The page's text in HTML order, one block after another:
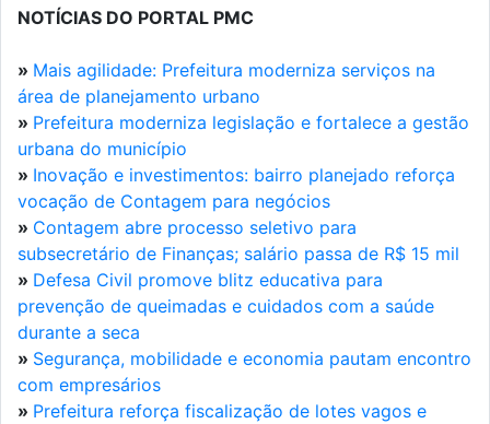
NOTÍCIAS DO PORTAL PMC
» Mais agilidade: Prefeitura moderniza serviços na
área de planejamento urbano
» Prefeitura moderniza legislação e fortalece a gestão
urbana do município
» Inovação e investimentos: bairro planejado reforça
vocação de Contagem para negócios
» Contagem abre processo seletivo para
subsecretário de Finanças; salário passa de R$ 15 mil
» Defesa Civil promove blitz educativa para
prevenção de queimadas e cuidados com a saúde
durante a seca
» Segurança, mobilidade e economia pautam encontro
com empresários
» Prefeitura reforça fiscalização de lotes vagos e